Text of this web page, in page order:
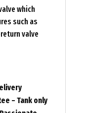
which
such as
valve
– Tank only